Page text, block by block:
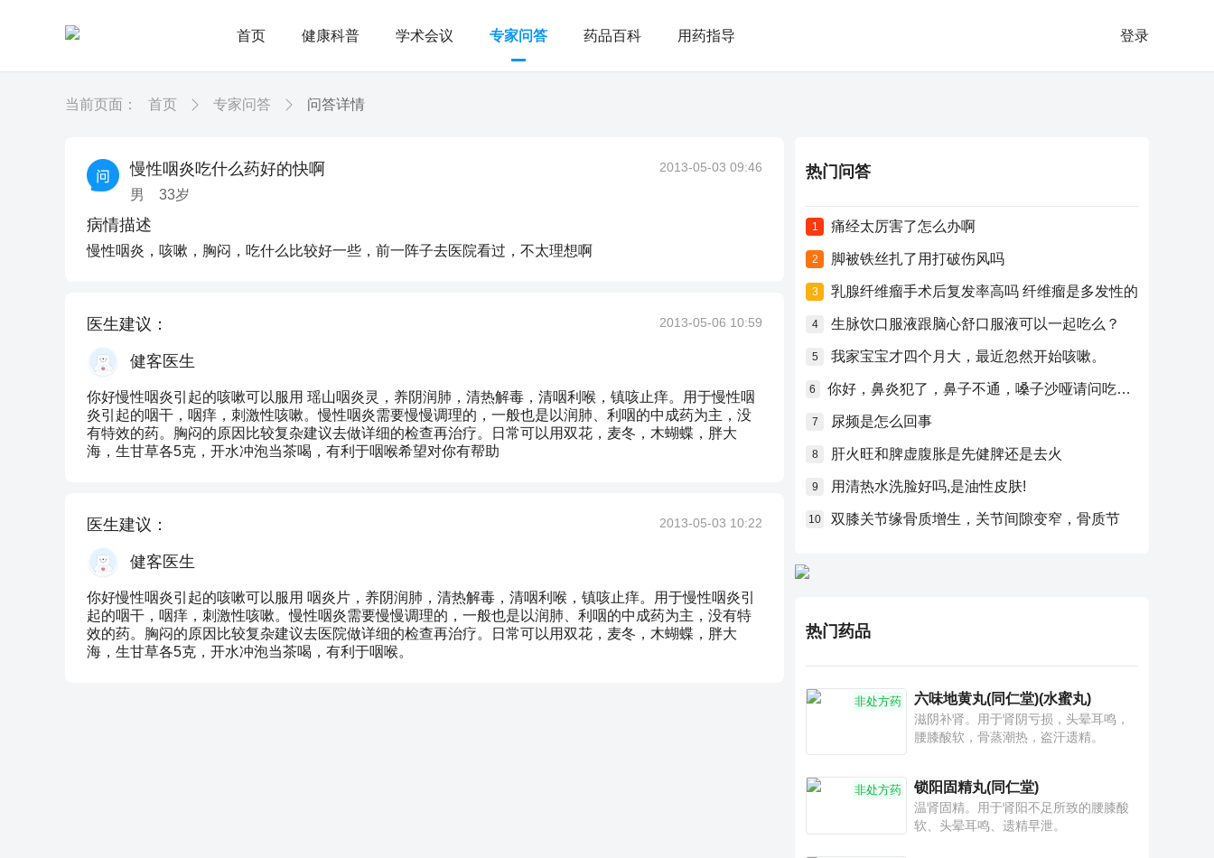
首页 健康科普 学术会议 专家问答 药品百科 用药指导 登录
当前页面： 首页 专家问答 问答详情
慢性咽炎吃什么药好的快啊
男 33岁
2013-05-03 09:46
病情描述
慢性咽炎，咳嗽，胸闷，吃什么比较好一些，前一阵子去医院看过，不太理想啊
医生建议： 2013-05-06 10:59
健客医生
你好慢性咽炎引起的咳嗽可以服用 瑶山咽炎灵，养阴润肺，清热解毒，清咽利喉，镇咳止痒。用于慢性咽
炎引起的咽干，咽痒，刺激性咳嗽。慢性咽炎需要慢慢调理的，一般也是以润肺、利咽的中成药为主，没
有特效的药。胸闷的原因比较复杂建议去做详细的检查再治疗。日常可以用双花，麦冬，木蝴蝶，胖大
海，生甘草各5克，开水冲泡当茶喝，有利于咽喉希望对你有帮助
医生建议： 2013-05-03 10:22
健客医生
你好慢性咽炎引起的咳嗽可以服用 咽炎片，养阴润肺，清热解毒，清咽利喉，镇咳止痒。用于慢性咽炎引
起的咽干，咽痒，刺激性咳嗽。慢性咽炎需要慢慢调理的，一般也是以润肺、利咽的中成药为主，没有特
效的药。胸闷的原因比较复杂建议去医院做详细的检查再治疗。日常可以用双花，麦冬，木蝴蝶，胖大
海，生甘草各5克，开水冲泡当茶喝，有利于咽喉。
热门问答
1 痛经太厉害了怎么办啊
2 脚被铁丝扎了用打破伤风吗
3 乳腺纤维瘤手术后复发率高吗 纤维瘤是多发性的
4 生脉饮口服液跟脑心舒口服液可以一起吃么？
5 我家宝宝才四个月大，最近忽然开始咳嗽。
6 你好，鼻炎犯了，鼻子不通，嗓子沙哑请问吃什么药比较好？
7 尿频是怎么回事
8 肝火旺和脾虚腹胀是先健脾还是去火
9 用清热水洗脸好吗,是油性皮肤!
10 双膝关节缘骨质增生，关节间隙变窄，骨质节
热门药品
非处方药 六味地黄丸(同仁堂)(水蜜丸)
滋阴补肾。用于肾阴亏损，头晕耳鸣，
腰膝酸软，骨蒸潮热，盗汗遗精。
非处方药 锁阳固精丸(同仁堂)
温肾固精。用于肾阳不足所致的腰膝酸
软、头晕耳鸣、遗精早泄。